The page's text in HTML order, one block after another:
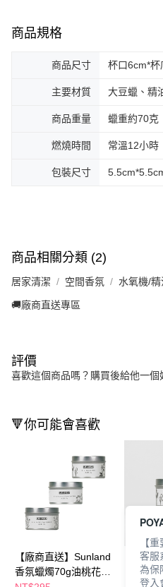
商品規格
商品尺寸 杯口6cm*杯
主要材質 大豆蠟、精
商品重量 蠟重約70克
燃燒時間 常溫12小時
包裝尺寸
商品相關分類 (2)
居家清潔 空間香氛 水氧機/精
🚚廠商直送專區
評價
喜歡這個商品嗎？購買後給他一個
🔻你可能會喜歡
【廠商直送】Sunland
香氛蠟燭70g油桃花
【廠商
香氛蠟
【
客服
為保
登入